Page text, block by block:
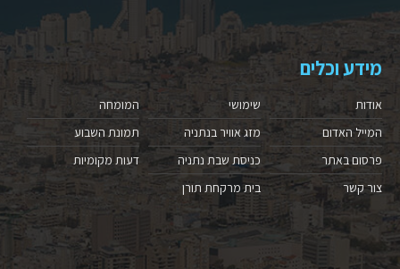
מידע וכלים
אודות
המייל האדום
פרסום באתר
צור קשר
שימושי
מזג אוויר בנתניה
כניסת שבת נתניה
בית מרקחת תורן
המומחה
תמונת השבוע
דעות מקומיות